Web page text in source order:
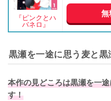
『ピンクとハ
バネロ』
無
黒瀬を一途に思う麦と
本作の見どころは黒瀬を一
す！